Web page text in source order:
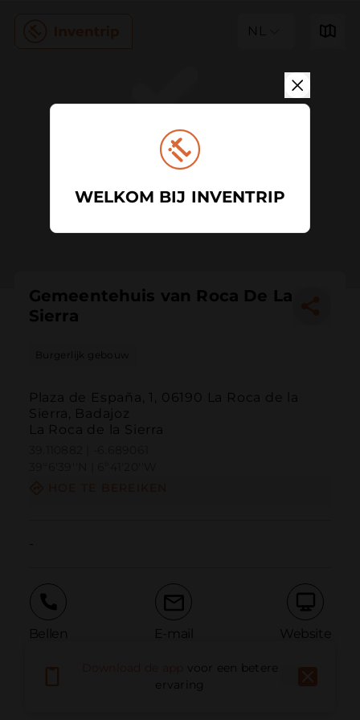
NL
Gemeentehuis van Roca De La
Sierra
Burgerlijk gebouw
Plaza de España, 1, 06190 La Roca de la
Sierra, Badajoz
La Roca de la Sierra
Bellen E-mail Website
Probleem melden
voor een betere
ervaring
WELKOM BIJ INVENTRIP